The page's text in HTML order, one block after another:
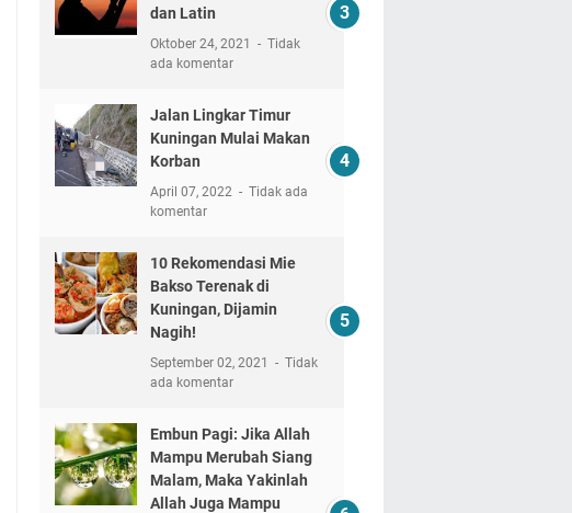
dan Latin
Oktober 24, 2021
Tidak
ada komentar
Jalan Lingkar Timur
Kuningan Mulai Makan
Korban
April 07, 2022
Tidak ada
komentar
10 Rekomendasi Mie
Bakso Terenak di
Kuningan, Dijamin
Nagih!
September 02, 2021
Tidak
ada komentar
Embun Pagi: Jika Allah
Mampu Merubah Siang
Malam, Maka Yakinlah
Allah Juga Mampu